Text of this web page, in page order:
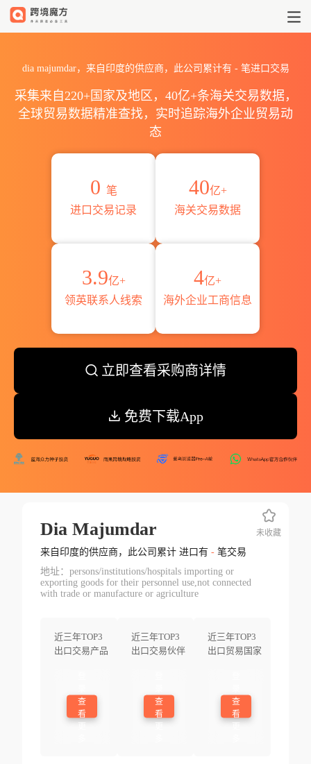
dia majumdar，来自印度的供应商，此公司累计有 -笔进口交易
采集来自220+国家及地区，40亿+条海关交易数据，
全球贸易数据精准查找，实时追踪海外企业贸易动
态
0 笔
进口交易记录
40亿+
海关交易数据
3.9亿+
领英联系人线索
4亿+
海外企业工商信息
立即查看采购商详情
免费下载App
Dia Majumdar
来自印度的供应商，此公司累计 进口有 -笔交易
地址：persons/institutions/hospitals importing or
exporting goods for their personnel use,not connected
with trade or manufacture or agriculture
近三年TOP3
出口交易产品
查
看
近三年TOP3
出口交易伙伴
查
看
近三年TOP3
出口贸易国家
查
看
未收藏